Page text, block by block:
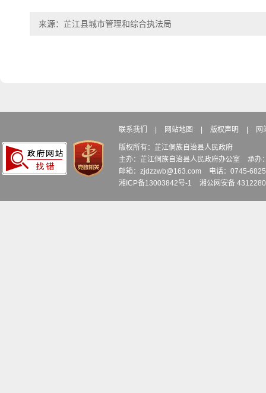
来源：芷江县城市管理和综合执法局
联系我们 网站地图 版权声明 网
版权所有：芷江侗族自治县人民政府
主办：芷江侗族自治县人民政府办公室
承办
邮箱：zjdzzwb@163.com
电话：0745-
湘ICP备13003842号-1
湘公网安备